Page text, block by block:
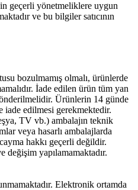
geçerli yönetmeliklere uygun
ve bu bilgiler satıcının
bozulmamış olmalı, ürünlerde
İade edilen ürün tüm yan
Ürünlerin 14 günde
iade edilmesi gerekmektedir.
TV vb.) ambalajın teknik
veya hasarlı ambalajlarda
hakkı geçerli değildir.
değişim yapılamamaktadır.
Elektronik ortamda